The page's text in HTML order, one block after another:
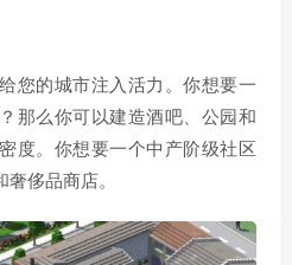
您的城市注入活力。你想要一
那么你可以建造酒吧、公园和
度。你想要一个中产阶级社区
侈品商店。